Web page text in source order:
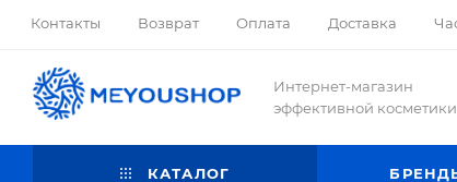
Контакты Возврат Оплата Доставка
Интернет-магазин
эффективной косметики
КАТАЛОГ